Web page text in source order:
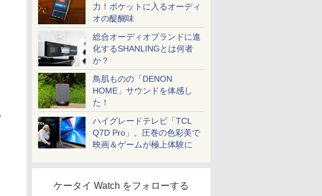
力！ポケットに入るオーディ
オの醍醐味
総合オーディオブランドに進
化するSHANLINGとは何者
か？
鳥肌ものの「DENON
HOME」サウンドを体感し
た！
ハイグレードテレビ「TCL
Q7D Pro」。圧巻の色彩美で
映画＆ゲームが極上体験に
ケータイ Watch をフォローする